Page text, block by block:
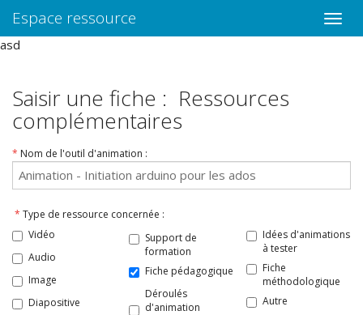
Toggle
Espace ressource
asd
Saisir une fiche : Ressources
complémentaires
* Nom de l'outil d'animation :
* Type de ressource concernée :
Vidéo
Audio
Image
Diapositive
Support de
formation
Fiche pédagogique
Déroulés
d'animation
Idées d'animations
à tester
Fiche
méthodologique
Autre